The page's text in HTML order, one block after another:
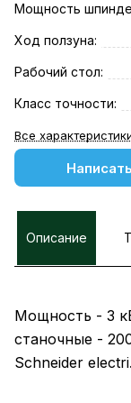
Мощность
Ход ползуна:
Рабочий стол:
Класс точности:
Все
Написать
Описание
Мощность - 3
станочные -
Schneider electri.